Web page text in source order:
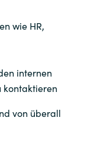
wie HR,
internen
kontaktieren
von überall